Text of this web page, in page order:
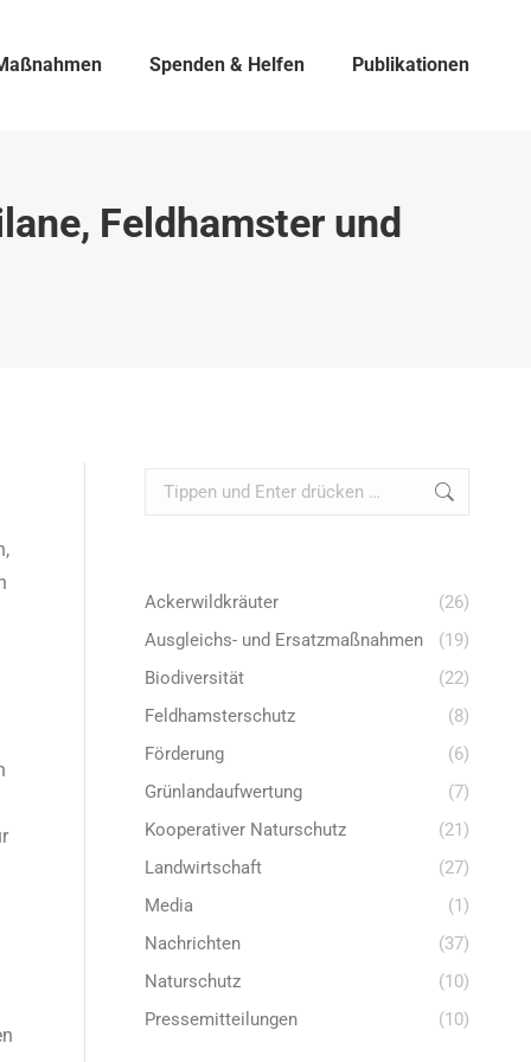
Spenden & Helfen Publikationen
Feldhamster und
Ackerwildkräuter
(26)
Ausgleichs- und Ersatzmaßnahmen
(19)
Biodiversität
(22)
Feldhamsterschutz
(8)
Förderung
(6)
Grünlandaufwertung
(7)
Kooperativer Naturschutz
(21)
Landwirtschaft
(27)
Media
(1)
Nachrichten
(37)
Naturschutz
(10)
Pressemitteilungen
(10)